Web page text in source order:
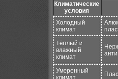
Климатические
условия
Холодный
климат
Тёплый и
влажный
климат
Умеренный
климат